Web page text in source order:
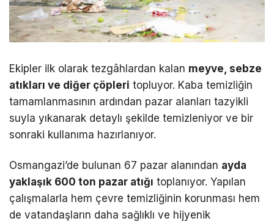
Ekipler ilk olarak tezgâhlardan kalan meyve, sebze
atıkları ve diğer çöpleri topluyor. Kaba temizliğin
tamamlanmasının ardından pazar alanları tazyikli
suyla yıkanarak detaylı şekilde temizleniyor ve bir
sonraki kullanıma hazırlanıyor.
Osmangazi’de bulunan 67 pazar alanından ayda
yaklaşık 600 ton pazar atığı toplanıyor. Yapılan
çalışmalarla hem çevre temizliğinin korunması hem
de vatandaşların daha sağlıklı ve hijyenik